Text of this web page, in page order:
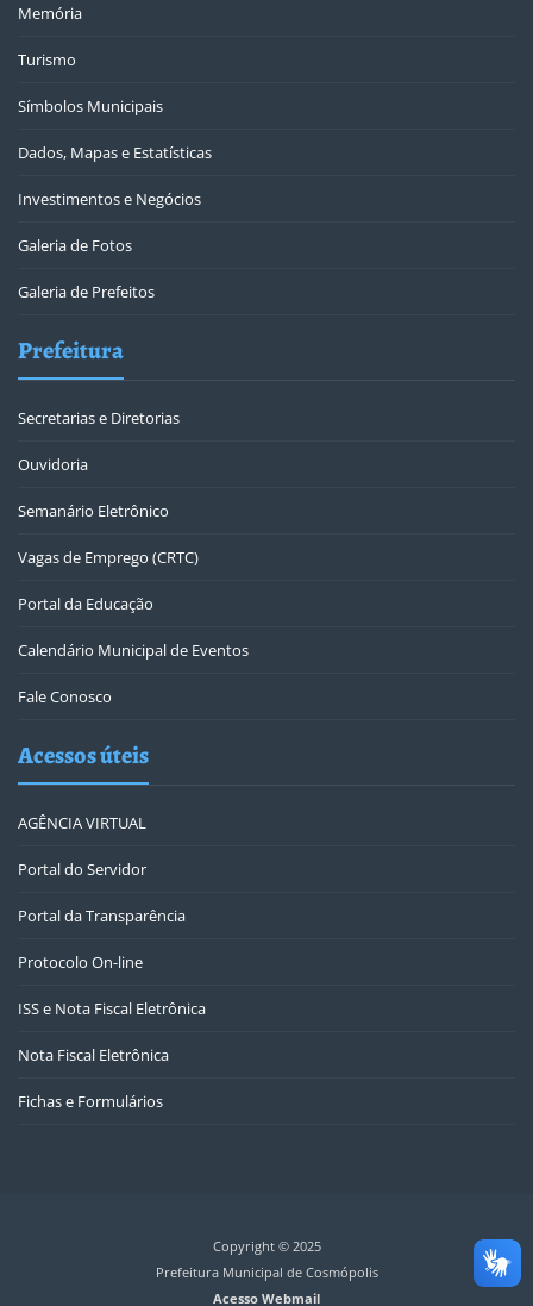
Memória
Turismo
Símbolos Municipais
Dados, Mapas e Estatísticas
Investimentos e Negócios
Galeria de Fotos
Galeria de Prefeitos
Prefeitura
Secretarias e Diretorias
Ouvidoria
Semanário Eletrônico
Vagas de Emprego (CRTC)
Portal da Educação
Calendário Municipal de Eventos
Fale Conosco
Acessos úteis
AGÊNCIA VIRTUAL
Portal do Servidor
Portal da Transparência
Protocolo On-line
ISS e Nota Fiscal Eletrônica
Nota Fiscal Eletrônica
Fichas e Formulários
Copyright © 2025
Prefeitura Municipal de Cosmópolis
Acesso Webmail